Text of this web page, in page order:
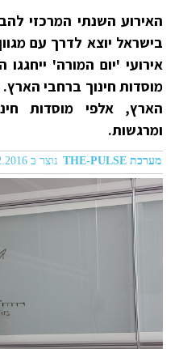
האירוע השנתי המרכזי
בישראל יוצא לדרך עם
מוסדות חינוך ברחבי
הארץ, אלפי מוסדות
ומרגשות.
מערכת THE-PULSE נוצר ב 21.12.2016 09:12